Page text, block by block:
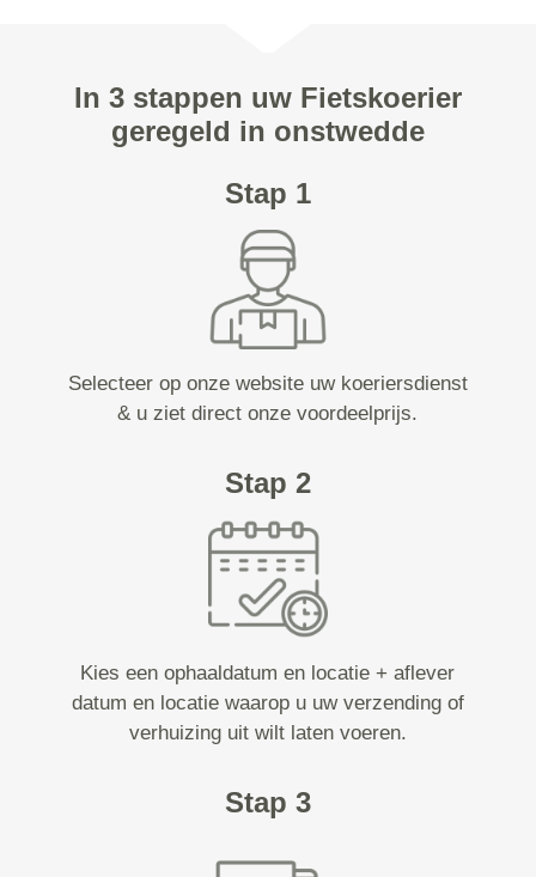
In 3 stappen uw Fietskoerier
geregeld in onstwedde
Stap 1
Selecteer op onze website uw koeriersdienst
& u ziet direct onze voordeelprijs.
Stap 2
Kies een ophaaldatum en locatie + aflever
datum en locatie waarop u uw verzending of
verhuizing uit wilt laten voeren.
Stap 3